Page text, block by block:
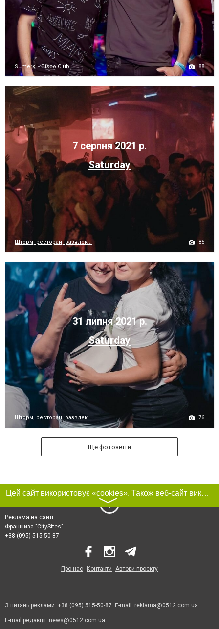
Sumerki - Disco Club 88
7 серпня 2021 р.
Saturday
Шторм, ресторан, развлек... 85
31 липня 2021 р.
Saturday
Шторм, ресторан, развлек... 76
Ще фотозвіти
Цей сайт використовує «cookies». Також веб-сайт використовує інтернет-сервіс для збору технічних даних стосовно відвідувачів з метою отримання маркетингової та статистичної інформації. Умови обробки даних відвідувачів сайту див.
〉
Реклама на сайті
Франшиза "CitySites"
+38 (095) 515-50-87
Про нас Контакти Автори проєкту
З питань реклами: +38 (095) 515-50-87. E-mail: reklama@0512.com.ua
E-mail редакції: news@0512.com.ua